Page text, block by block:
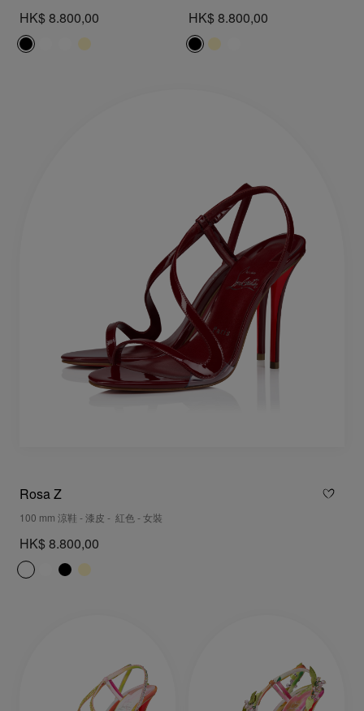
HK$ 8.800,00 HK$ 8.800,00
Rosa Z
100 mm 涼鞋 - 漆皮 - 紅色 - 女裝
HK$ 8.800,00